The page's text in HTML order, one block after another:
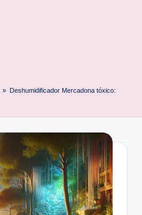
» Deshumidificador Mercadona tóxico: